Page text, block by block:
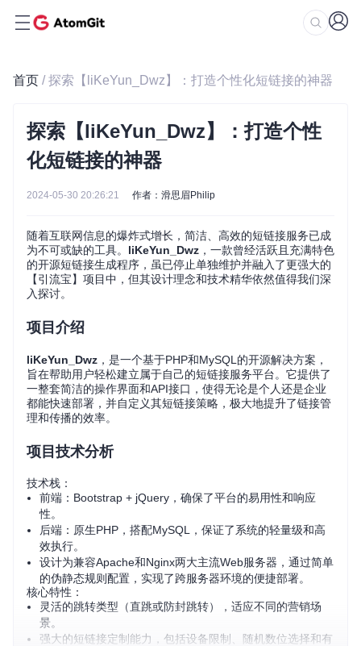
首页 / 探索【liKeYun_Dwz】：打造个性化短链接的神器
探索【liKeYun_Dwz】：打造个性
化短链接的神器
2024-05-30 20:26:21 作者：滑思眉Philip
随着互联网信息的爆炸式增长，简洁、高效的短链接服务已成
为不可或缺的工具。 liKeYun_Dwz ，一款曾经活跃且充满特色
的开源短链接生成程序，虽已停止单独维护并融入了更强大的
【引流宝】项目中，但其设计理念和技术精华依然值得我们深
入探讨。
项目介绍
liKeYun_Dwz ，是一个基于PHP和MySQL的开源解决方案，
旨在帮助用户轻松建立属于自己的短链接服务平台。它提供了
一整套简洁的操作界面和API接口，使得无论是个人还是企业
都能快速部署，并自定义其短链接策略，极大地提升了链接管
理和传播的效率。
项目技术分析
技术栈：
前端：Bootstrap + jQuery，确保了平台的易用性和响应
性。
后端：原生PHP，搭配MySQL，保证了系统的轻量级和高
效执行。
设计为兼容Apache和Nginx两大主流Web服务器，通过简单
的伪静态规则配置，实现了跨服务器环境的便捷部署。
核心特性：
灵活的跳转类型（直跳或防封跳转），适应不同的营销场
景。
强大的短链接定制能力，包括设备限制、随机数位选择和有